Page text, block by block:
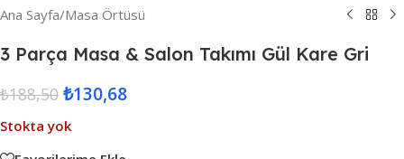
Ana Sayfa/Masa Örtüsü
3 Parça Masa & Salon Takımı Gül Kare Gri
₺188,50 ₺130,68
Stokta yok